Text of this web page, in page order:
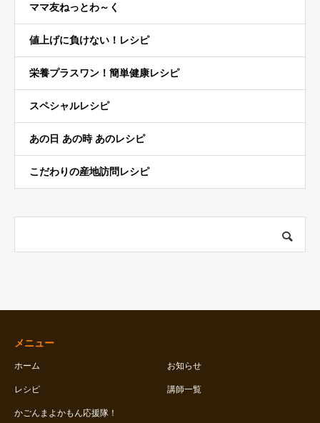
ママ友ねっとわ～く
値上げに負けない！レシピ
栄養プラスワン！簡単健康レシピ
スペシャルレシピ
あの日 あの時 あのレシピ
こだわりの産地訪問レシピ
メニュー
ホーム お知らせ
レシピ 講師一覧
かごんまよかもん応援隊！